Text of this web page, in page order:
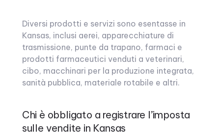
Diversi prodotti e servizi sono esentasse in
Kansas, inclusi aerei, apparecchiature di
trasmissione, punte da trapano, farmaci e
prodotti farmaceutici venduti a veterinari,
cibo, macchinari per la produzione integrata,
sanità pubblica, materiale rotabile e altri.
Chi è obbligato a registrare l’imposta
sulle vendite in Kansas